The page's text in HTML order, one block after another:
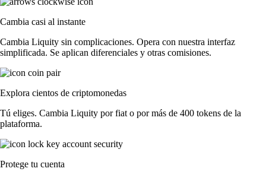
Cambia casi al instante
Cambia Liquity sin complicaciones. Opera con nuestra interfaz
simplificada. Se aplican diferenciales y otras comisiones.
Explora cientos de criptomonedas
Tú eliges. Cambia Liquity por fiat o por más de 400 tokens de la
plataforma.
Protege tu cuenta